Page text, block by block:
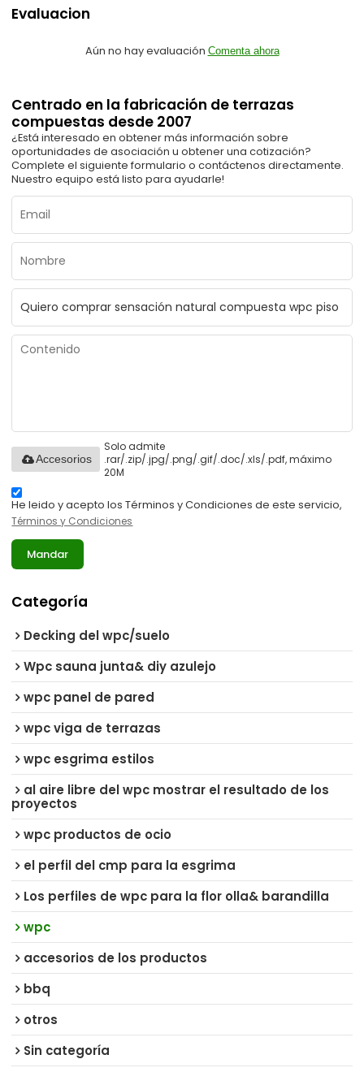
Evaluacion
Aún no hay evaluación Comenta ahora
Centrado en la fabricación de terrazas
compuestas desde 2007
¿Está interesado en obtener más información sobre
oportunidades de asociación u obtener una cotización?
Complete el siguiente formulario o contáctenos directamente.
Nuestro equipo está listo para ayudarle!
Solo admite
.rar/.zip/.jpg/.png/.gif/.doc/.xls/.pdf, máximo
20M
Accesorios
He leido y acepto los Términos y Condiciones de este servicio,
Términos y Condiciones
Mandar
Categoría
Decking del wpc/suelo
Wpc sauna junta& diy azulejo
wpc panel de pared
wpc viga de terrazas
wpc esgrima estilos
al aire libre del wpc mostrar el resultado de los
proyectos
wpc productos de ocio
el perfil del cmp para la esgrima
Los perfiles de wpc para la flor olla& barandilla
wpc
accesorios de los productos
bbq
otros
Sin categoría